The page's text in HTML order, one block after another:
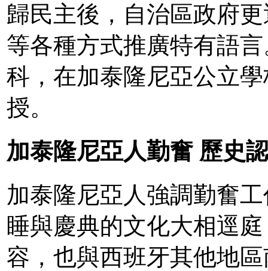
歸民主後，自治區政府
等各種方式推廣特有語
科，在加泰隆尼亞公立
授。
加泰隆尼亞人勤奮 歷史
加泰隆尼亞人強調勤奮
睡與慶典的文化大相逕
容，也與西班牙其他地